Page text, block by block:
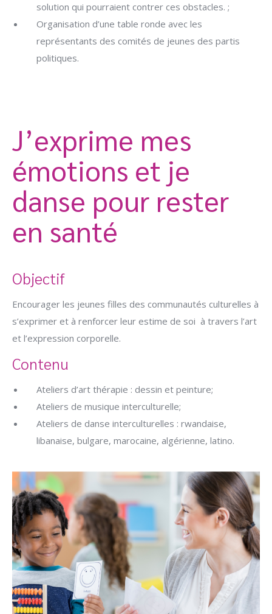
solution qui pourraient contrer ces obstacles. ;
Organisation d’une table ronde avec les
représentants des comités de jeunes des partis
politiques.
J’exprime mes
émotions et je
danse pour rester
en santé
Objectif
Encourager les jeunes filles des communautés culturelles à
s’exprimer et à renforcer leur estime de soi à travers l’art
et l’expression corporelle.
Contenu
Ateliers d’art thérapie : dessin et peinture;
Ateliers de musique interculturelle;
Ateliers de danse interculturelles : rwandaise,
libanaise, bulgare, marocaine, algérienne, latino.